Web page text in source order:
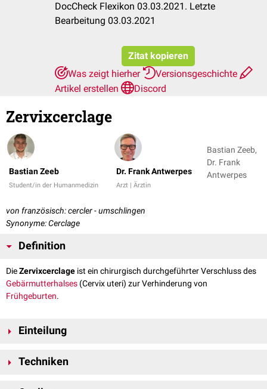
DocCheck Flexikon 03.03.2021. Letzte
Bearbeitung 03.03.2021
Zitat kopieren
Was zeigt hierher
Versionsgeschichte
Artikel erstellen
Discord
Zervixcerclage
Bastian Zeeb
Student/in der Humanmedizin
Dr. Frank Antwerpes
Arzt | Ärztin
Bastian Zeeb,
Dr. Frank
Antwerpes
von französisch: cercler - umschlingen
Synonyme: Cerclage
Definition
DieZervixcerclage ist ein chirurgisch durchgeführter Verschluss des
Gebärmutterhalses (Cervix uteri) zur Verhinderung von
Frühgeburten.
Einteilung
Prophylaktische Cerclage
Techniken